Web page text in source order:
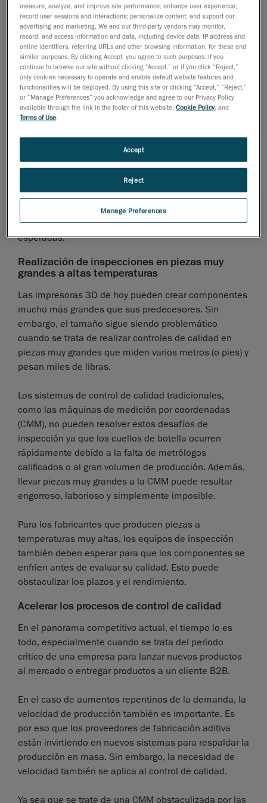
de componentes, especialmente piezas metálicas.
En los procesos de fabricación aditiva, las piezas se
imprimen en 3D capa por capa. Sin embargo, es
posible que la resistencia del plano de capas no
siempre sea constante. En teoría, los técnicos pueden
evaluar cada capa que se está colocando; sin
embargo, en realidad, hacerlo requeriría mucho
tiempo, sería ineficiente y propenso a errores
humanos.
Los equipos de inspección en los procesos de
fabricación aditiva necesitan soluciones para
garantizar más rápidamente que cada pieza que se
imprime en 3D sea consistente y se adhiera tanto a la
intención del diseño original como a las tolerancias
esperadas.
Realización de inspecciones en piezas muy
grandes a altas temperaturas
Las impresoras 3D de hoy pueden crear componentes
mucho más grandes que sus predecesores. Sin
embargo, el tamaño sigue siendo problemático
cuando se trata de realizar controles de calidad en
piezas muy grandes que miden varios metros (o pies) y
pesan miles de libras.
Los sistemas de control de calidad tradicionales,
como las máquinas de medición por coordenadas
(CMM), no pueden resolver estos desafíos de
inspección ya que los cuellos de botella ocurren
rápidamente debido a la falta de metrólogos
calificados o al gran volumen de producción. Además,
llevar piezas muy grandes a la CMM puede resultar
engorroso, laborioso y simplemente imposible.
Para los fabricantes que producen piezas a
temperaturas muy altas, los equipos de inspección
también deben esperar para que los componentes se
enfríen antes de evaluar su calidad. Esto puede
obstaculizar los plazos y el rendimiento.
Acelerar los procesos de control de calidad
En el panorama competitivo actual, el tiempo lo es
todo, especialmente cuando se trata del período
crítico de una empresa para lanzar nuevos productos
al mercado o entregar productos a un cliente B2B.
En el caso de aumentos repentinos de la demanda, la
velocidad de producción también es importante. Es
por eso que los proveedores de fabricación aditiva
están invirtiendo en nuevos sistemas para respaldar la
producción en masa. Sin embargo, la necesidad de
velocidad también se aplica al control de calidad.
Ya sea que se trate de una CMM obstaculizada por las
measure, analyze, and improve site performance; enhance user experience;
record user sessions and interactions; personalize content; and support our
advertising and marketing. We and our third-party vendors may monitor,
record, and access information and data, including device data, IP address and
online identifiers, referring URLs and other browsing information, for these and
similar purposes. By clicking Accept, you agree to such purposes. If you
continue to browse our site without clicking “Accept,” or if you click “Reject,”
only cookies necessary to operate and enable default website features and
functionalities will be deployed. By using this site or clicking “Accept,” “Reject,”
or “Manage Preferences” you acknowledge and agree to our Privacy Policy
available through the link in the footer of this website,Cookie Policy, and
Terms of Use.
Manage Preferences
Reject
Accept